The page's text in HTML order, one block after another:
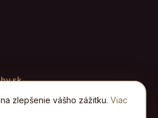
zlepšenie vášho zážitku. Viac